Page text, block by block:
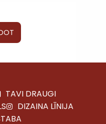
TAVI DRAUGI
DIZAINA LĪNIJA